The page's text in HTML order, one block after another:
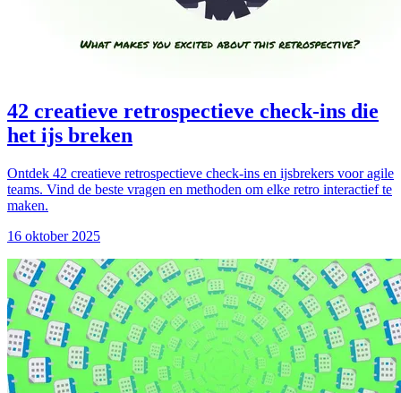
42 creatieve retrospectieve check-ins die
het ijs breken
Ontdek 42 creatieve retrospectieve check-ins en ijsbrekers voor agile
teams. Vind de beste vragen en methoden om elke retro interactief te
maken.
16 oktober 2025